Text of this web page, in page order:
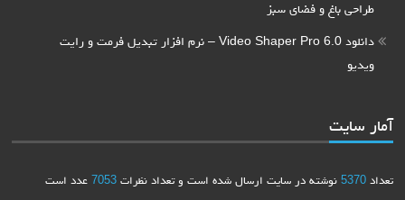
طراحی باغ و فضای سبز
دانلود Video Shaper Pro 6.0 – نرم افزار تبدیل فرمت و رایت
ویدیو
آمار سایت
تعداد5370 نوشته در سایت ارسال شده است و تعداد نظرات7053 عدد است